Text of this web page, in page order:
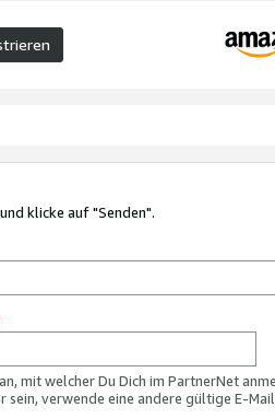
klicke auf "Senden".
mit welcher Du Dich im PartnerNet
sein, verwende eine andere gültige E-